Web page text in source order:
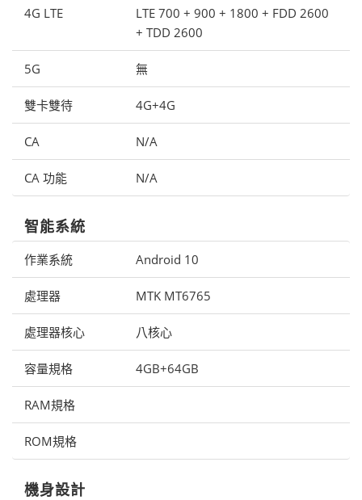
4G LTE
LTE 700 + 900 + 1800 + FDD 2600
+ TDD 2600
5G 無
雙卡雙待 4G+4G
CA N/A
CA 功能 N/A
智能系統
作業系統 Android 10
處理器 MTK MT6765
處理器核心 八核心
容量規格 4GB+64GB
RAM規格
ROM規格
機身設計